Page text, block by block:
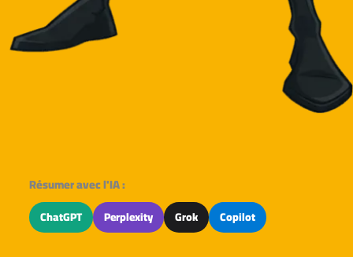
Résumer avec l'IA :
ChatGPT Perplexity Grok Copilot